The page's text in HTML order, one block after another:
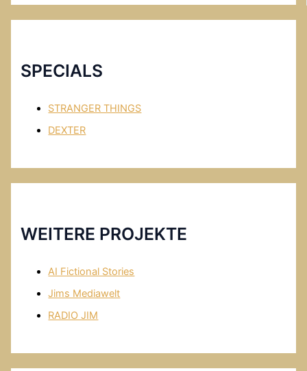
e
o
o
T
SPECIALS
STRANGER THINGS
DEXTER
WEITERE PROJEKTE
AI Fictional Stories
Jims Mediawelt
RADIO JIM